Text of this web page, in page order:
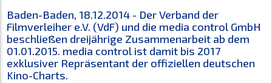
Baden-Baden, 18.12.2014 - Der Verband der
Filmverleiher e.V. (VdF) und die media control GmbH
beschließen dreijährige Zusammenarbeit ab dem
01.01.2015. media control ist damit bis 2017
exklusiver Repräsentant der offiziellen deutschen
Kino-Charts.